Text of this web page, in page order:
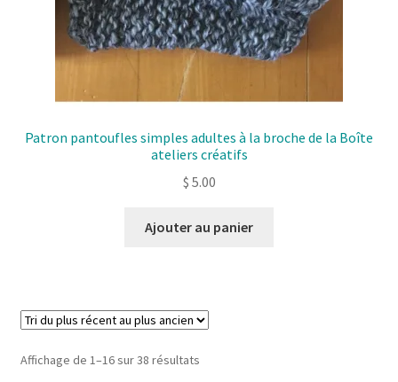
Patron pantoufles simples adultes à la broche de la Boîte
ateliers créatifs
$ 5.00
Ajouter au panier
Affichage de 1–16 sur 38 résultatsSorted